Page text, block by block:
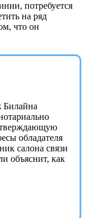
потребуется
на ряд
что он
обладателя
салона связи
объяснит, как